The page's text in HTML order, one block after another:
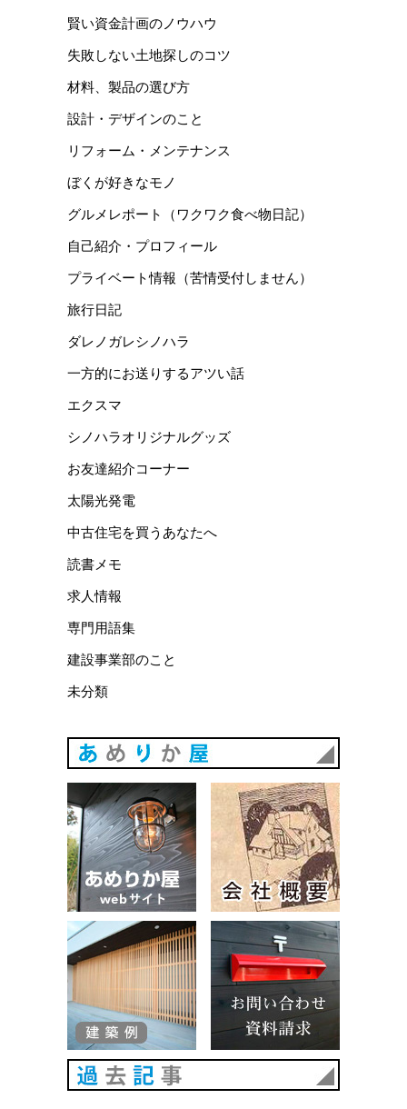
賢い資金計画のノウハウ
失敗しない土地探しのコツ
材料、製品の選び方
設計・デザインのこと
リフォーム・メンテナンス
ぼくが好きなモノ
グルメレポート（ワクワク食べ物日記）
自己紹介・プロフィール
プライベート情報（苦情受付しません）
旅行日記
ダレノガレシノハラ
一方的にお送りするアツい話
エクスマ
シノハラオリジナルグッズ
お友達紹介コーナー
太陽光発電
中古住宅を買うあなたへ
読書メモ
求人情報
専門用語集
建設事業部のこと
未分類
あめりか屋WEBサイト